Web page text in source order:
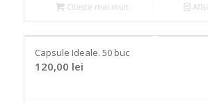
Citește mai mult
Capsule Ideale. 50 buc
120,00 lei